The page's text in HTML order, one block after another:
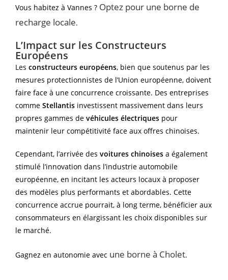
Vous habitez à Vannes ? Optez pour une borne de
recharge locale.
L’Impact sur les Constructeurs
Européens
Les constructeurs européens, bien que soutenus par les
mesures protectionnistes de l’Union européenne, doivent
faire face à une concurrence croissante. Des entreprises
comme Stellantis investissent massivement dans leurs
propres gammes de véhicules électriques pour
maintenir leur compétitivité face aux offres chinoises.
Cependant, l’arrivée des voitures chinoises a également
stimulé l’innovation dans l’industrie automobile
européenne, en incitant les acteurs locaux à proposer
des modèles plus performants et abordables. Cette
concurrence accrue pourrait, à long terme, bénéficier aux
consommateurs en élargissant les choix disponibles sur
le marché.
Gagnez en autonomie avec une borne à Cholet.